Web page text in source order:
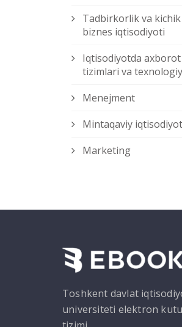
Tadbirkorlik va kichik
biznes iqtisodiyoti
Iqtisodiyotda axborot
tizimlari va
Menejment
Mintaqaviy iqtisodiyot
Marketing
Toshkent davlat
universiteti elektron